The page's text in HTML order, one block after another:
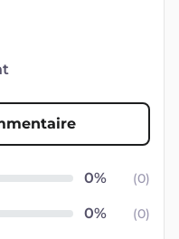
(0)
(0)